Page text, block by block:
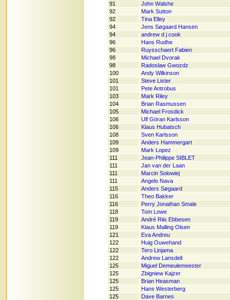
91
John Walshe
92
Mark Sutton
92
Tina Elley
94
Jens Søgaard Hansen
94
andrew d j cook
96
Hans Rudhe
96
Ruysschaert Fabien
98
Michael Dvorak
98
Radoslaw Gwozdz
100
Andy Wilkinson
101
Steve Lister
101
Pete Antrobus
103
Mark Riley
104
Brian Rasmussen
105
Michael Frosdick
106
Ulf Göran Karlsson
106
Klaus Hubatsch
108
Sven Karlsson
109
Anders Hammergart
109
Mark Lopez
111
Jean-Philippe SIBLET
111
Jan van der Laan
111
Marcin Solowiej
111
Angelo Nava
115
Anders Søgaard
116
Theo Bakker
116
Perry Jonathan Smale
118
Tom Lowe
119
André Riis Ebbesen
119
Klaus Malling Olsen
121
Eva Andreu
122
Huig Ouwehand
122
Tero Linjama
122
Andrew Lansdell
125
Miguel Demeulemeester
125
Zbigniew Kajzer
125
Brian Heasman
125
Hans Westerberg
125
Dave Barnes